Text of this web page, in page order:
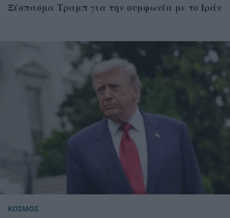
Ξέσπασμα Τραμπ για την συμφωνία με το Ιράν
ΚΟΣΜΟΣ